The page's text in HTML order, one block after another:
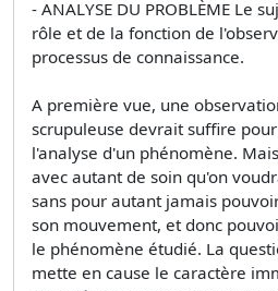
- ANALYSE DU PROBLÈME Le
rôle et de la fonction de
processus de connaissance.
A première vue, une
scrupuleuse devrait suffire
l'analyse d'un phénomène.
avec autant de soin qu'on
sans pour autant jamais
son mouvement, et donc
le phénomène étudié. La
mette en cause le caractère